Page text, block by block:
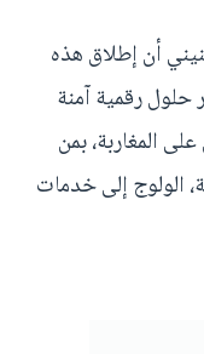
أن إطلاق هذه
حلول رقمية آمنة
المغاربة، بمن
الولوج إلى خدمات